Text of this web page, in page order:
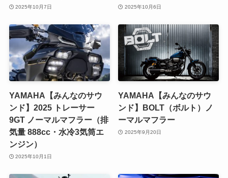
2025年10月7日 2025年10月6日
YAMAHA【みんなのサウ
ンド】2025 トレーサー
9GT ノーマルマフラー（排
気量 888cc・水冷3気筒エ
ンジン）
2025年10月1日
YAMAHA【みんなのサウ
ンド】BOLT（ボルト）ノ
ーマルマフラー
2025年9月20日